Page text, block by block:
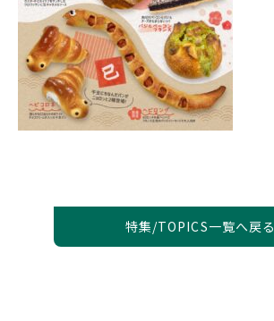
特集/TOPICS一覧へ戻る